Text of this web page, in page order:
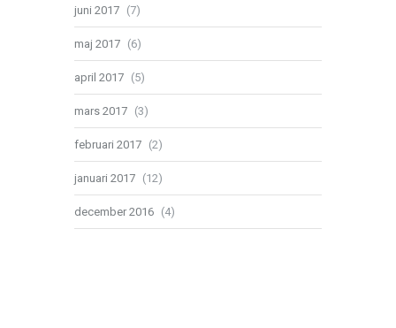
juni 2017 (7)
maj 2017 (6)
april 2017 (5)
mars 2017 (3)
februari 2017 (2)
januari 2017 (12)
december 2016 (4)